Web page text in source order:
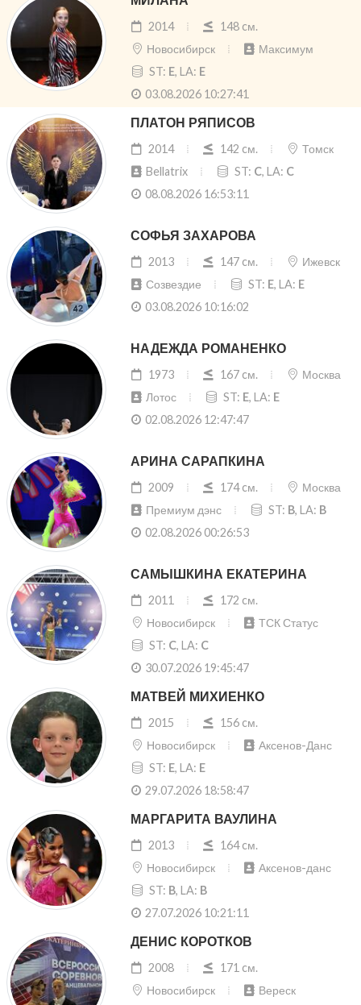
2014
148 cм.
Новосибирск
Максимум
ST: E, LA: E
03.08.2026 10:27:41
ПЛАТОН РЯПИСОВ
2014 142 cм.
Томск
Bellatrix
ST: C, LA: C
08.08.2026 16:53:11
СОФЬЯ ЗАХАРОВА
2013 147 cм.
Ижевск
Созвездие
ST: E, LA: E
03.08.2026 10:16:02
НАДЕЖДА РОМАНЕНКО
1973 167 cм.
Москва
Лотос
ST: E, LA: E
02.08.2026 12:47:47
АРИНА САРАПКИНА
2009 174 cм.
Москва
Премиум дэнс
ST: B, LA: B
02.08.2026 00:26:53
САМЫШКИНА ЕКАТЕРИНА
2011
172 cм.
Новосибирск
ТСК Статус
ST: C, LA: C
30.07.2026 19:45:47
МАТВЕЙ МИХИЕНКО
2015
156 cм.
Новосибирск
Аксенов-Данс
ST: E, LA: E
29.07.2026 18:58:47
МАРГАРИТА ВАУЛИНА
2013
164 cм.
Новосибирск
Аксенов-данс
ST: B, LA: B
27.07.2026 10:21:11
ДЕНИС КОРОТКОВ
2008
171 cм.
Новосибирск
Вереск